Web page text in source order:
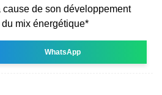
cause de son développement
mix énergétique*
WhatsApp